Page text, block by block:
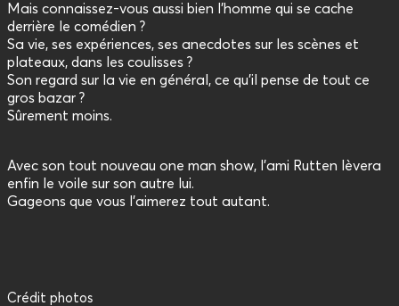
Mais connaissez-vous aussi bien l’homme qui se cache
derrière le comédien ?
Sa vie, ses expériences, ses anecdotes sur les scènes et
plateaux, dans les coulisses ?
Son regard sur la vie en général, ce qu’il pense de tout ce
gros bazar ?
Sûrement moins.
Avec son tout nouveau one man show, l’ami Rutten lèvera
enfin le voile sur son autre lui.
Gageons que vous l’aimerez tout autant.
Crédit photos